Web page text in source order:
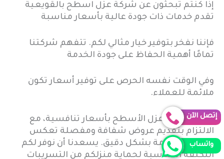
إذا كنتم تبحثون عن شركة عزل اسطح بالقويعية
تقدم خدمات ذات جودة عالية بأسعار مناسبة
فإننا نفخر بتوفير خيار مثالي لكم. تتفهم شركتنا
تمامًا أهمية الحفاظ على جودة الخدمة
وفي الوقت نفسه الحرص على توفير أسعار تكون
ملائمة للعملاء.
نقدم خدمات عزل الأسطح بأسعار تنافسية، مع
الالتزام بتقديم عروض شفافة ومفصلة تعكس
تكلفة كل خدمة بشكل دقيق. يسعدنا أن نوفر لكم
التكلفة المناسبة لحماية منزلكم من التسريبات
إتصل الآن
واتساب